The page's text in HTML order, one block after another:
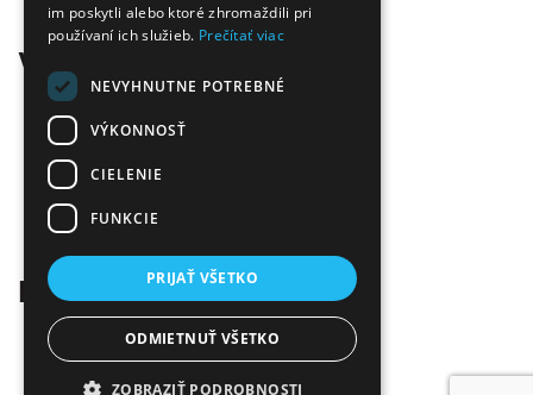
Ekológia
Všetko o nákupe
Kontaktné informácie
Platba a dodanie
Obchodné podmienky
Ekologická likvidácia tonerov
Záručné a reklamačné podmienky
Ochrana osobných údajov
Kontakt
Infolinka:0904 500 240
E-mail:info@tonerovo.sk
Facebook:Tonerovo.sk
im poskytli alebo ktoré zhromaždili pri
používaní ich služieb. Prečítať viac
NEVYHNUTNE POTREBNÉ
VÝKONNOSŤ
CIELENIE
FUNKCIE
PRIJAŤ VŠETKO
ODMIETNUŤ VŠETKO
ZOBRAZIŤ PODROBNOSTI